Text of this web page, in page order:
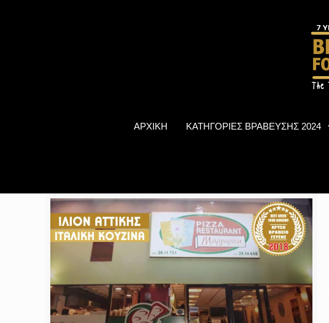
ΑΡΧΙΚΗ ΚΑΤΗΓΟΡΙΕΣ ΒΡΑΒΕΥΣΗΣ 2024